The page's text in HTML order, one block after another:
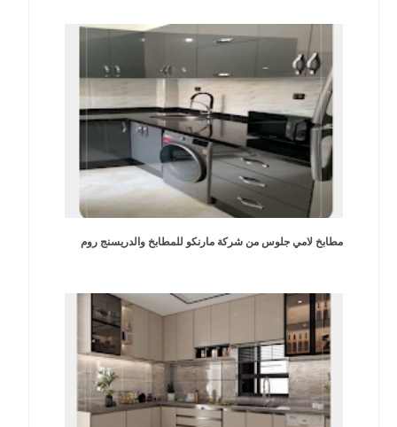
مطابخ لامي جلوس من شركة مارنكو للمطابخ والدريسنج روم